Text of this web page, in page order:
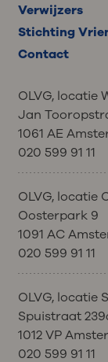
Verwijzers
Stichting
Contact
OLVG, locatie
Jan
1061 AE
020 599 91 11
OLVG, locatie
Oosterpark 9
1091 AC
020 599 91 11
OLVG, locatie
Spuistraat
1012 VP
020 599 91 11